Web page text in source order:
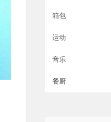
箱包
运动
音乐
餐厨